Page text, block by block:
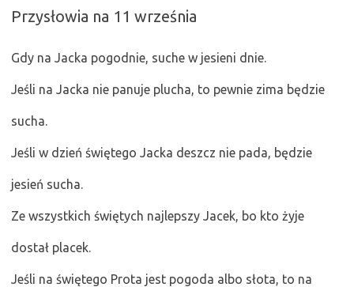
Przysłowia na 11 września
Gdy na Jacka pogodnie, suche w jesieni dnie.
Jeśli na Jacka nie panuje plucha, to pewnie zima będzie
sucha.
Jeśli w dzień świętego Jacka deszcz nie pada, będzie
jesień sucha.
Ze wszystkich świętych najlepszy Jacek, bo kto żyje
dostał placek.
Jeśli na świętego Prota jest pogoda albo słota, to na